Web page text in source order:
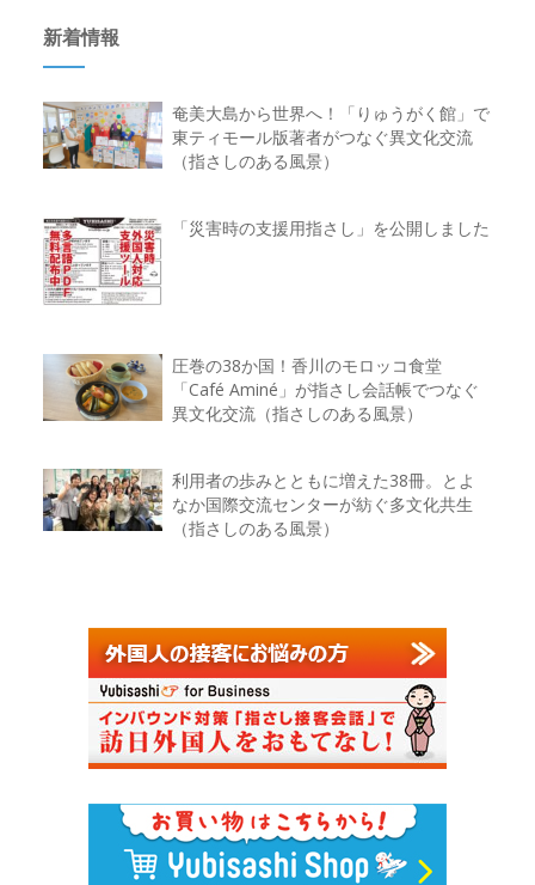
新着情報
奄美大島から世界へ！「りゅうがく館」で
東ティモール版著者がつなぐ異文化交流
（指さしのある風景）
「災害時の支援用指さし」を公開しました
圧巻の38か国！香川のモロッコ食堂
「Café Aminé」が指さし会話帳でつなぐ
異文化交流（指さしのある風景）
利用者の歩みとともに増えた38冊。とよ
なか国際交流センターが紡ぐ多文化共生
（指さしのある風景）